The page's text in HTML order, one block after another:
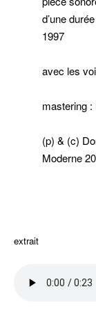
d’une
1997
avec les
mastering :
(p) & (c)
Moderne
extrait